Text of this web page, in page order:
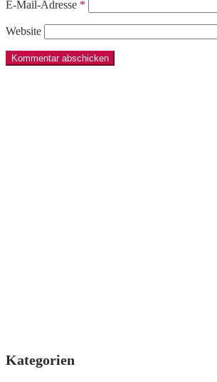
E-Mail-Adresse *
Website
Kategorien